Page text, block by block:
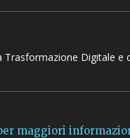
Digitale e
maggiori